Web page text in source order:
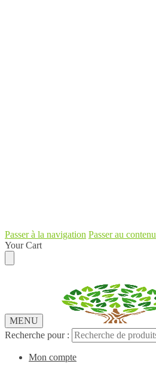
Passer à la navigation Passer au contenu
Your Cart
MENU
Recherche pour :
Mon compte